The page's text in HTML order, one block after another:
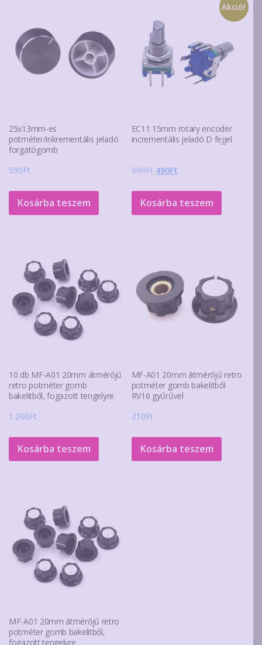
25x13mm-es
potméter/inkrementális jeladó
forgatógomb
590Ft
Kosárba teszem
Akció!
EC11 15mm rotary encoder
incrementális jeladó D fejjel
590Ft Original
was:
590Ft.
490FtCurrent
is:
490Ft.
Kosárba teszem
10 db MF-A01 20mm átmérőjű
retro potméter gomb
bakelitből, fogazott tengelyre
1.200Ft
Kosárba teszem
MF-A01 20mm átmérőjű retro
potméter gomb bakelitből
RV16 gyűrűvel
210Ft
Kosárba teszem
MF-A01 20mm átmérőjű retro
potméter gomb bakelitből,
fogazott tengelyre